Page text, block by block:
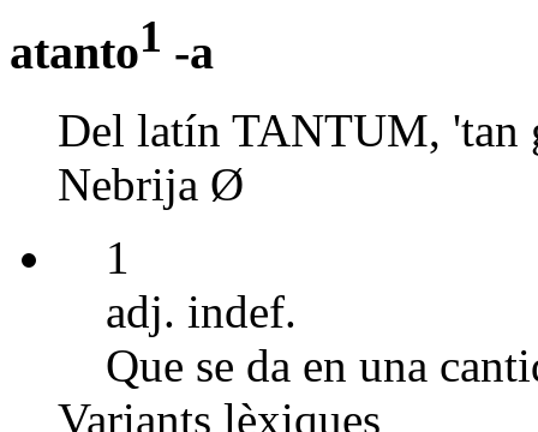
atanto1 -a
Del latín TANTUM, 'tan
Nebrija Ø
1
adj. indef.
Que se da en una
Variants lèxiques